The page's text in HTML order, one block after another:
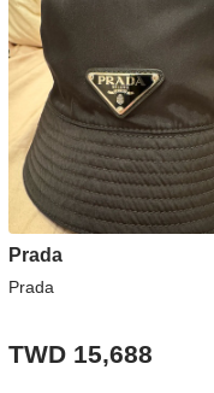
Prada
Prada
TWD 15,688